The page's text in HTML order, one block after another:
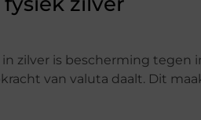
zilver is bescherming tegen
van valuta daalt. Dit